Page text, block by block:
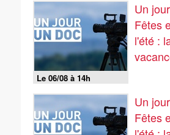
Le 06/08 à 14h
Un
Fêtes
l'été :
Un
Fêtes